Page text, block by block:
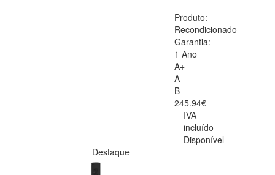
Produto:
Recondicionado
Garantia:
1 Ano
A+
A
B
245.94€
IVA
incluído
Disponível
Destaque